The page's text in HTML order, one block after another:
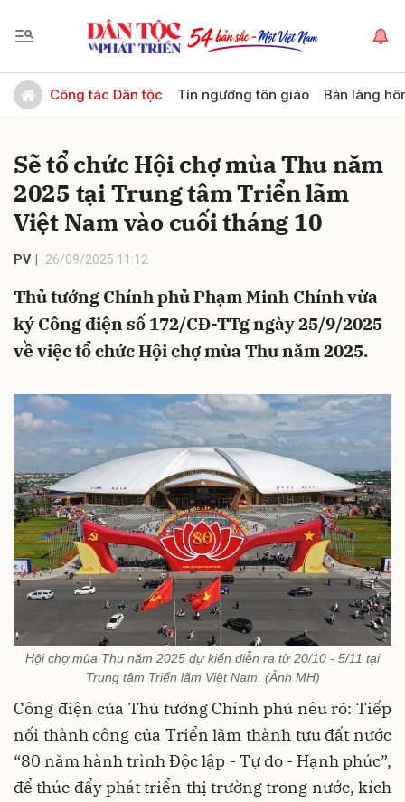
Công tác Dân tộc Tín ngưỡng tôn giáo Bản làng
Sẽ tổ chức Hội chợ mùa Thu năm
2025 tại Trung tâm Triển lãm
Việt Nam vào cuối tháng 10
PV 26/09/2025 11:12
Thủ tướng Chính phủ Phạm Minh Chính vừa
ký Công điện số 172/CĐ-TTg ngày 25/9/2025
về việc tổ chức Hội chợ mùa Thu năm 2025.
Hội chợ mùa Thu năm 2025 dự kiến diễn ra từ 20/10 - 5/11 tại
Trung tâm Triển lãm Việt Nam. (Ảnh MH)
Công điện của Thủ tướng Chính phủ nêu rõ: Tiếp
nối thành công của Triển lãm thành tựu đất nước
“80 năm hành trình Độc lập - Tự do - Hạnh phúc”,
để thúc đẩy phát triển thị trường trong nước, kích
Gửi bình luận